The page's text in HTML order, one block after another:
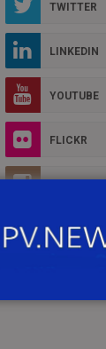
TWITTER
LINKEDIN
YOUTUBE
FLICKR